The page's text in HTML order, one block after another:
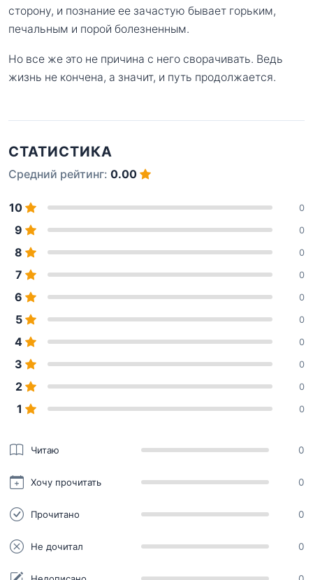
сторону, и познание ее зачастую бывает горьким,
печальным и порой болезненным.
Но все же это не причина с него сворачивать. Ведь
жизнь не кончена, а значит, и путь продолжается.
СТАТИСТИКА
Средний рейтинг: 0.00
10 0
9 0
8 0
7 0
6 0
5 0
4 0
3 0
2 0
1 0
Читаю 0
Хочу прочитать 0
Прочитано 0
Не дочитал 0